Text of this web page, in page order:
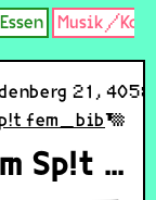
Essen Musik/
21, 4058
fem_bib
Näh- und Flicken im Sp!t - sewing and mending at Sp!t